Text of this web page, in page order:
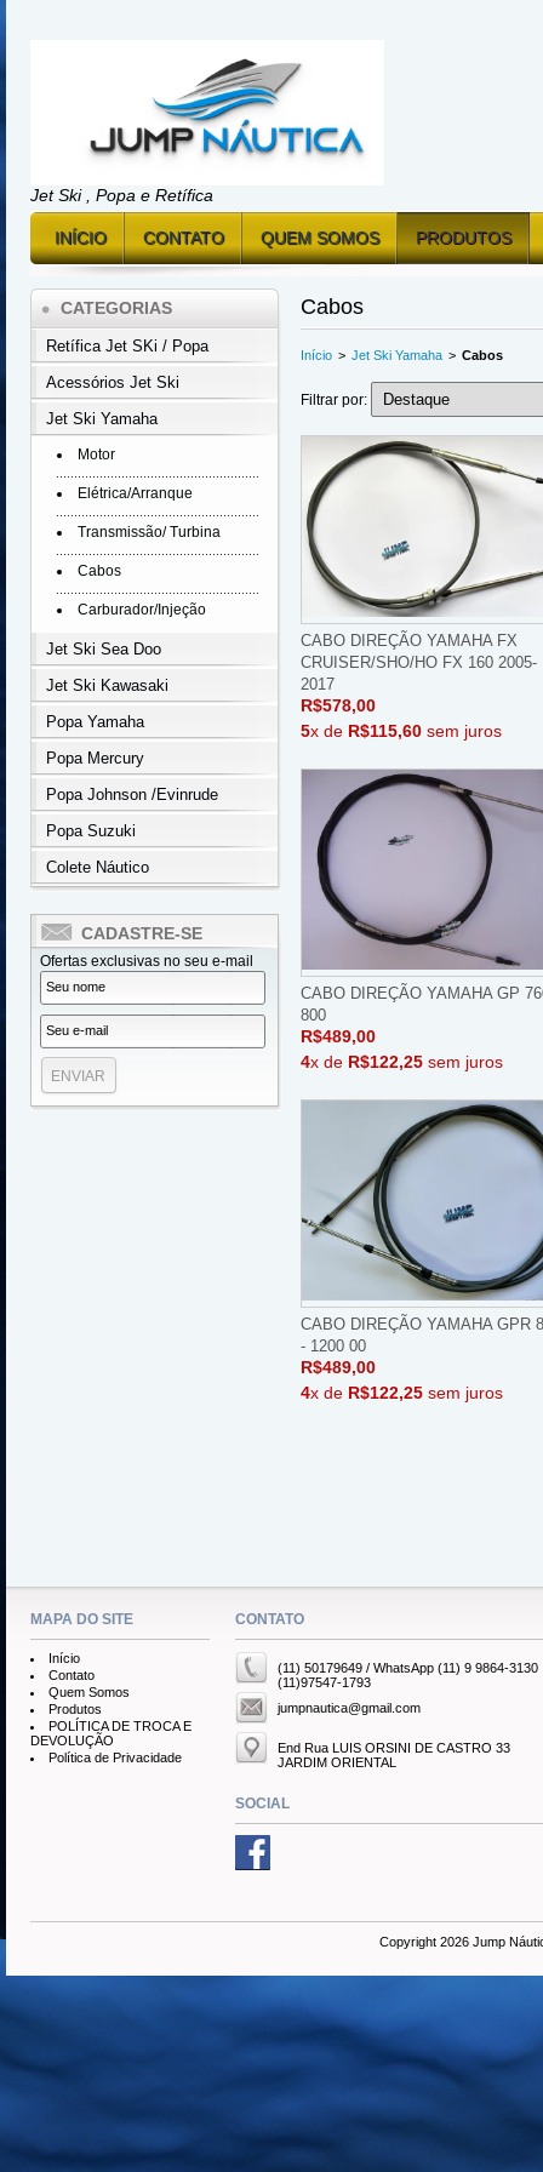
Jet Ski , Popa e Retífica
INÍCIO CONTATO QUEM SOMOS PRODUTOS
CATEGORIAS
Retífica Jet SKi / Popa
Acessórios Jet Ski
Jet Ski Yamaha
Motor
Elétrica/Arranque
Transmissão/ Turbina
Cabos
Carburador/Injeção
Jet Ski Sea Doo
Jet Ski Kawasaki
Popa Yamaha
Popa Mercury
Popa Johnson /Evinrude
Popa Suzuki
Colete Náutico
CADASTRE-SE
Ofertas exclusivas no seu e-mail
Cabos
Início > Jet Ski Yamaha > Cabos
Filtrar por:
CABO DIREÇÃO YAMAHA FX
CRUISER/SHO/HO FX 160 2005-
2017
R$578,00
5x de R$115,60 sem juros
CABO DIREÇÃO YAMAHA GP
800
R$489,00
4x de R$122,25 sem juros
CABO DIREÇÃO YAMAHA GPR
- 1200 00
R$489,00
4x de R$122,25 sem juros
MAPA DO SITE
Início
Contato
Quem Somos
Produtos
POLÍTICA DE TROCA E
DEVOLUÇÃO
Política de Privacidade
CONTATO
(11) 50179649 / WhatsApp (11) 9 9864-3130
(11)97547-1793
jumpnautica@gmail.com
End Rua LUIS ORSINI DE CASTRO 33
JARDIM ORIENTAL
SOCIAL
Copyright 2026 Jump